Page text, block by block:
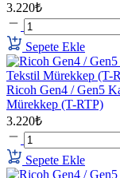
3.220₺
Sepete Ekle
Ricoh Gen4 / Gen5
Mürekkep (T-RTP)
3.220₺
Sepete Ekle